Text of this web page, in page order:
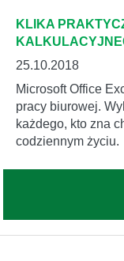
KLIKA
25.10.2018
Microsoft Office
pracy biurowej.
każdego, kto zna
codziennym życiu.